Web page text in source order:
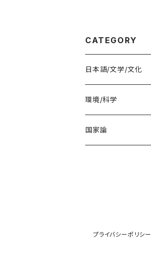
CATEGORY
日本語/文学/文化
環境/科学
教育・医療
国家論
プライバシーポリシー